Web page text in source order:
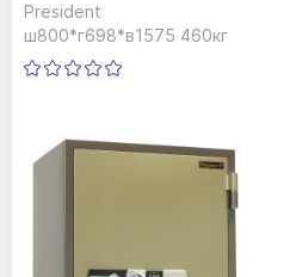
President
ш800*г698*в1575 460кг